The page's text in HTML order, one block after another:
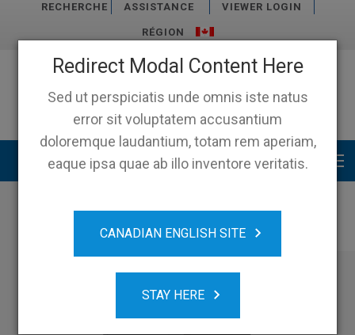
Redirect Modal Content Here
Sed ut perspiciatis unde omnis iste natus
error sit voluptatem accusantium
doloremque laudantium, totam rem aperiam,
eaque ipsa quae ab illo inventore veritatis.
CANADIAN ENGLISH SITE
STAY HERE
RECHERCHE ASSISTANCE VIEWER LOGIN
RÉGION
Main menu